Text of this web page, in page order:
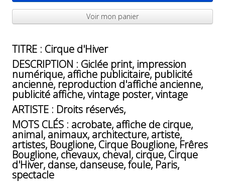
Voir mon panier
TITRE : Cirque d'Hiver
DESCRIPTION : Giclée print, impression
numérique, affiche publicitaire, publicité
ancienne, reproduction d'affiche ancienne,
publicité affiche, vintage poster, vintage
ARTISTE : Droits réservés,
MOTS CLÉS : acrobate, affiche de cirque,
animal, animaux, architecture, artiste,
artistes, Bouglione, Cirque Bouglione, Frêres
Bouglione, chevaux, cheval, cirque, Cirque
d'Hiver, danse, danseuse, foule, Paris,
spectacle